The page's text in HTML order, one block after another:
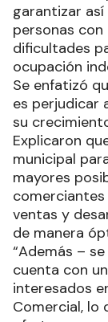
garantizar
personas
dificultades
ocupación
Se enfatizó
es perjudicar
su
Explicaron
municipal
mayores
ventas y
de manera
“Además –
cuenta con
interesados
Comercial, lo